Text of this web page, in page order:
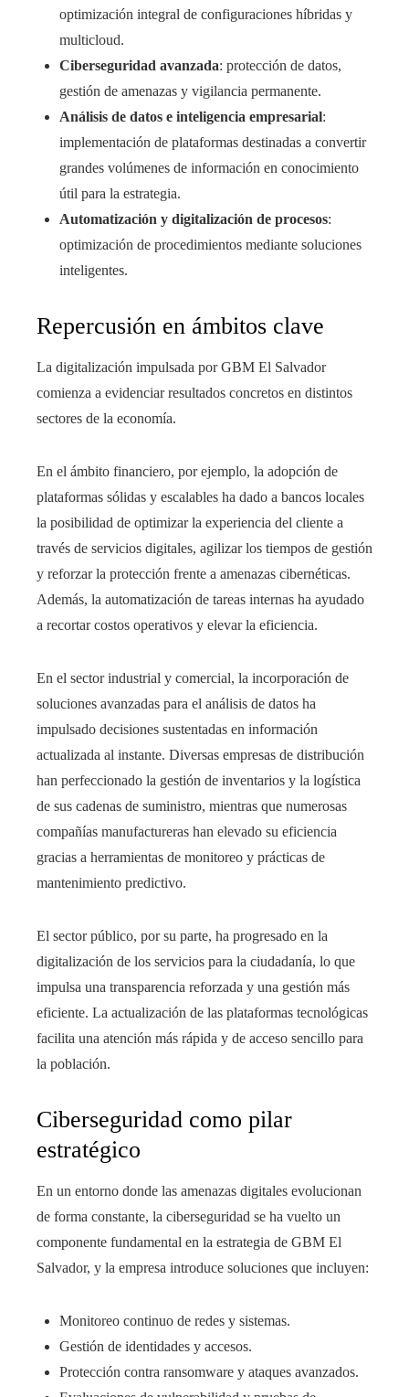
optimización integral de configuraciones híbridas y
multicloud.
Ciberseguridad avanzada: protección de datos,
gestión de amenazas y vigilancia permanente.
Análisis de datos e inteligencia empresarial:
implementación de plataformas destinadas a convertir
grandes volúmenes de información en conocimiento
útil para la estrategia.
Automatización y digitalización de procesos:
optimización de procedimientos mediante soluciones
inteligentes.
Repercusión en ámbitos clave
La digitalización impulsada por GBM El Salvador
comienza a evidenciar resultados concretos en distintos
sectores de la economía.
En el ámbito financiero, por ejemplo, la adopción de
plataformas sólidas y escalables ha dado a bancos locales
la posibilidad de optimizar la experiencia del cliente a
través de servicios digitales, agilizar los tiempos de gestión
y reforzar la protección frente a amenazas cibernéticas.
Además, la automatización de tareas internas ha ayudado
a recortar costos operativos y elevar la eficiencia.
En el sector industrial y comercial, la incorporación de
soluciones avanzadas para el análisis de datos ha
impulsado decisiones sustentadas en información
actualizada al instante. Diversas empresas de distribución
han perfeccionado la gestión de inventarios y la logística
de sus cadenas de suministro, mientras que numerosas
compañías manufactureras han elevado su eficiencia
gracias a herramientas de monitoreo y prácticas de
mantenimiento predictivo.
El sector público, por su parte, ha progresado en la
digitalización de los servicios para la ciudadanía, lo que
impulsa una transparencia reforzada y una gestión más
eficiente. La actualización de las plataformas tecnológicas
facilita una atención más rápida y de acceso sencillo para
la población.
Ciberseguridad como pilar
estratégico
En un entorno donde las amenazas digitales evolucionan
de forma constante, la ciberseguridad se ha vuelto un
componente fundamental en la estrategia de GBM El
Salvador, y la empresa introduce soluciones que incluyen:
Monitoreo continuo de redes y sistemas.
Gestión de identidades y accesos.
Protección contra ransomware y ataques avanzados.